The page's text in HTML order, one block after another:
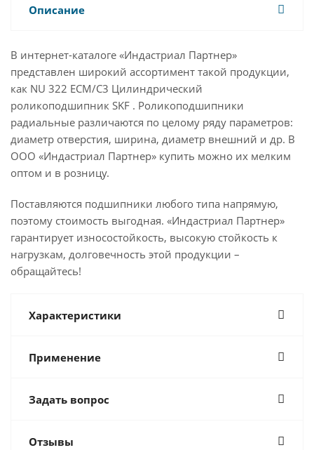
Описание
В интернет-каталоге «Индастриал Партнер»
представлен широкий ассортимент такой продукции,
как NU 322 ECM/C3 Цилиндрический
роликоподшипник SKF . Роликоподшипники
радиальные различаются по целому ряду параметров:
диаметр отверстия, ширина, диаметр внешний и др. В
ООО «Индастриал Партнер» купить можно их мелким
оптом и в розницу.
Поставляются подшипники любого типа напрямую,
поэтому стоимость выгодная. «Индастриал Партнер»
гарантирует износостойкость, высокую стойкость к
нагрузкам, долговечность этой продукции –
обращайтесь!
Характеристики
Применение
Задать вопрос
Отзывы